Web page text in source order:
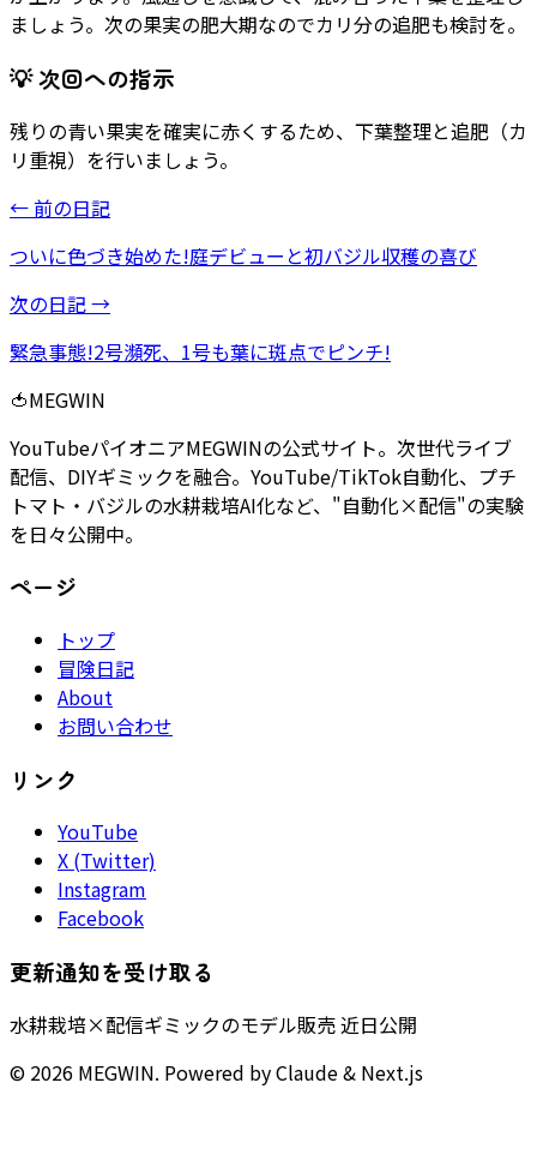
ましょう。次の果実の肥大期なのでカリ分の追肥も検討を。
💡 次回への指示
残りの青い果実を確実に赤くするため、下葉整理と追肥（カ
リ重視）を行いましょう。
← 前の日記
ついに色づき始めた!庭デビューと初バジル収穫の喜び
次の日記 →
緊急事態!2号瀕死、1号も葉に斑点でピンチ!
🍅MEGWIN
YouTubeパイオニアMEGWINの公式サイト。次世代ライブ
配信、DIYギミックを融合。YouTube/TikTok自動化、プチ
トマト・バジルの水耕栽培AI化など、"自動化×配信"の実験
を日々公開中。
ページ
トップ
冒険日記
About
お問い合わせ
リンク
YouTube
X (Twitter)
Instagram
Facebook
更新通知を受け取る
水耕栽培×配信ギミックのモデル販売 近日公開
© 2026 MEGWIN. Powered by Claude & Next.js